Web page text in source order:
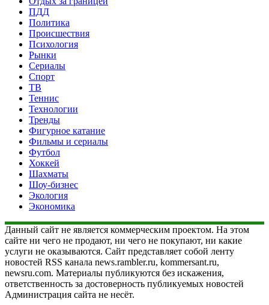
ПДД
Политика
Происшествия
Психология
Рынки
Сериалы
Спорт
ТВ
Теннис
Технологии
Тренды
Фигурное катание
Фильмы и сериалы
Футбол
Хоккей
Шахматы
Шоу-бизнес
Экология
Экономика
Данный сайт не является коммерческим проектом. На этом
сайте ни чего не продают, ни чего не покупают, ни какие
услуги не оказываются. Сайт представляет собой ленту
новостей RSS канала news.rambler.ru, kommersant.ru,
newsru.com. Материалы публикуются без искажения,
ответственность за достоверность публикуемых новостей
Администрация сайта не несёт.